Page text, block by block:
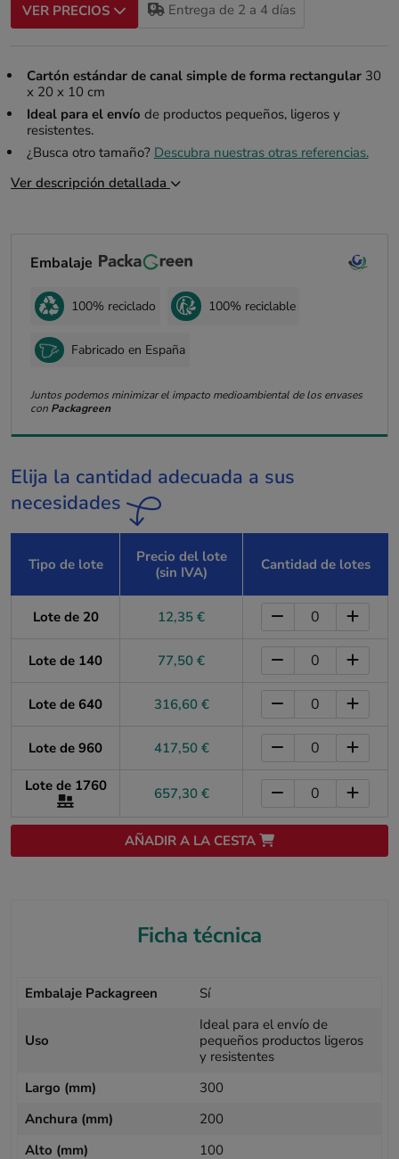
VER PRECIOS Entrega de 2 a 4 días
Cartón estándar de canal simple de forma rectangular30
x 20 x 10 cm
Ideal para el envío de productos pequeños, ligeros y
resistentes.
¿Busca otro tamaño? Descubra nuestras otras referencias.
Ver descripción detallada
Embalaje
100% reciclado 100% reciclable
Fabricado en España
Juntos podemos minimizar el impacto medioambiental de los envases
con Packagreen
Elija la cantidad adecuada a sus
necesidades
Tipo de lote
Precio del lote
(sin IVA)
Cantidad de lotes
Lote de 20 12,35 €
Lote de 140 77,50 €
Lote de 640 316,60 €
Lote de 960 417,50 €
Lote de 1760 657,30 €
AÑADIR A LA CESTA
Ficha técnica
Embalaje Packagreen Sí
Uso
Ideal para el envío de
pequeños productos ligeros
y resistentes
Largo (mm)
300
Anchura (mm)
200
Alto (mm)
100